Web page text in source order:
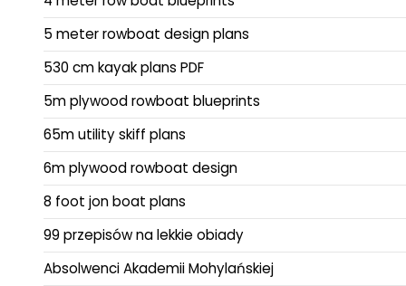
5 meter rowboat design plans
530 cm kayak plans PDF
5m plywood rowboat blueprints
65m utility skiff plans
6m plywood rowboat design
8 foot jon boat plans
99 przepisów na lekkie obiady
Absolwenci Akademii Mohylańskiej